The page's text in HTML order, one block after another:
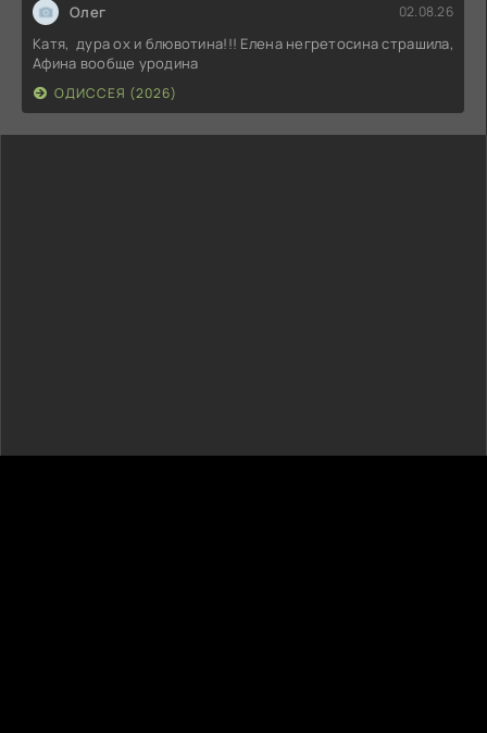
Олег 02.08.26
Катя, дура ох и блювотина!!! Елена негретосина страшила,
Афина вообще уродина
ОДИССЕЯ (2026)